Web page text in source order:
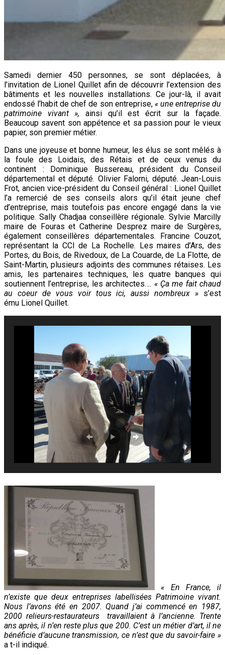
Samedi dernier 450 personnes, se sont déplacées, à
l’invitation de Lionel Quillet afin de découvrir l’extension des
bâtiments et les nouvelles installations. Ce jour-là, il avait
endossé l’habit de chef de son entreprise, « une entreprise du
patrimoine vivant », ainsi qu’il est écrit sur la façade.
Beaucoup savent son appétence et sa passion pour le vieux
papier, son premier métier.
Dans une joyeuse et bonne humeur, les élus se sont mêlés à
la foule des Loidais, des Rétais et de ceux venus du
continent : Dominique Bussereau, président du Conseil
départemental et député. Olivier Falorni, député. Jean-Louis
Frot, ancien vice-président du Conseil général : Lionel Quillet
l’a remercié de ses conseils alors qu’il était jeune chef
d’entreprise, mais toutefois pas encore engagé dans la vie
politique. Sally Chadjaa conseillère régionale. Sylvie Marcilly
maire de Fouras et Catherine Desprez maire de Surgères,
également conseillères départementales. Francine Couzot,
représentant la CCI de La Rochelle. Les maires d’Ars, des
Portes, du Bois, de Rivedoux, de La Couarde, de La Flotte, de
Saint-Martin, plusieurs adjoints des communes rétaises. Les
amis, les partenaires techniques, les quatre banques qui
soutiennent l’entreprise, les architectes…. « Ça me fait chaud
au coeur de vous voir tous ici, aussi nombreux » s’est
ému Lionel Quillet.
« En France, il
n’existe que deux entreprises labellisées Patrimoine vivant.
Nous l’avons été en 2007. Quand j’ai commencé en 1987,
2000 relieurs-restaurateurs travaillaient à l’ancienne. Trente
ans après, il n’en reste plus que 200. C’est un métier d’art, il ne
bénéficie d’aucune transmission, ce n’est que du savoir-faire »
a t-il indiqué.